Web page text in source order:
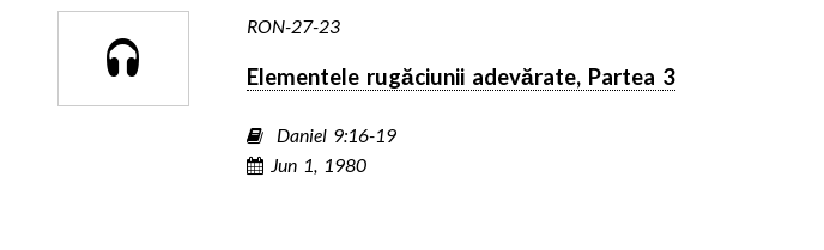
RON-27-23
Elementele rugăciunii adevărate, Partea 3
Daniel 9:16-19
Jun 1, 1980